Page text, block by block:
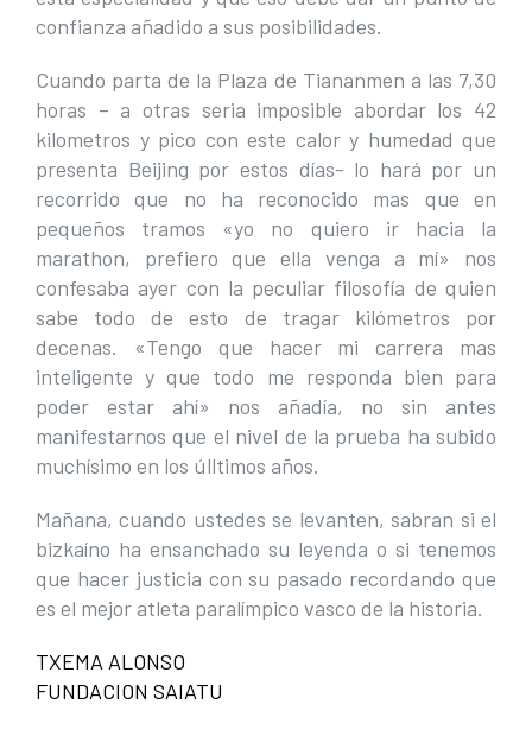
confianza añadido a sus posibilidades.
Cuando parta de la Plaza de Tiananmen a las 7,30
horas – a otras seria imposible abordar los 42
kilometros y pico con este calor y humedad que
presenta Beijing por estos días- lo hará por un
recorrido que no ha reconocido mas que en
pequeños tramos «yo no quiero ir hacia la
marathon, prefiero que ella venga a mí» nos
confesaba ayer con la peculiar filosofía de quien
sabe todo de esto de tragar kilómetros por
decenas. «Tengo que hacer mi carrera mas
inteligente y que todo me responda bien para
poder estar ahí» nos añadía, no sin antes
manifestarnos que el nivel de la prueba ha subido
muchísimo en los úlltimos años.
Mañana, cuando ustedes se levanten, sabran si el
bizkaíno ha ensanchado su leyenda o si tenemos
que hacer justicia con su pasado recordando que
es el mejor atleta paralímpico vasco de la historia.
TXEMA ALONSO
FUNDACION SAIATU